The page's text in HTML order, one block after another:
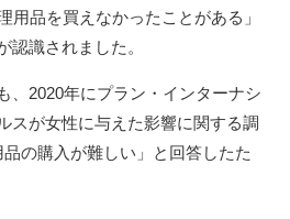
用品を買えなかったことがある」
認識されました。
、2020年にプラン・インターナシ
スが女性に与えた影響に関する調
の購入が難しい」と回答したた